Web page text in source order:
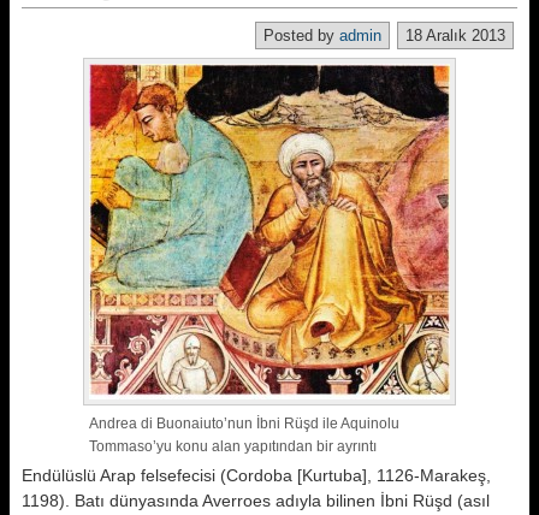
18 Aralık 2013
Posted by admin
Andrea di Buonaiuto’nun İbni Rüşd ile Aquinolu
Tommaso’yu konu alan yapıtından bir ayrıntı
Endülüslü Arap felsefecisi (Cordoba [Kurtuba], 1126-Marakeş,
1198). Batı dünyasında Averroes adıyla bi­linen İbni Rüşd (asıl